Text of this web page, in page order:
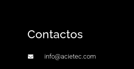
Contactos
info@acietec.com